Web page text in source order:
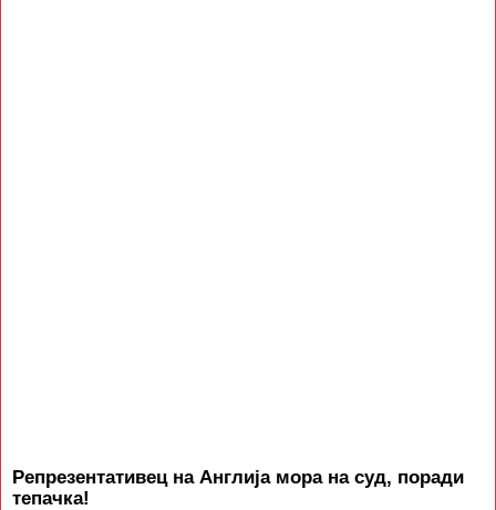
Репрезентативец на Англија мора на суд, поради
тепачка!